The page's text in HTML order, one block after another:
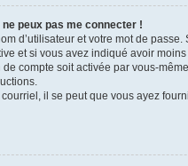
peux pas me connecter !
d’utilisateur et votre mot de
et si vous avez indiqué avoir
compte soit activée par vous-
il se peut que vous ayez